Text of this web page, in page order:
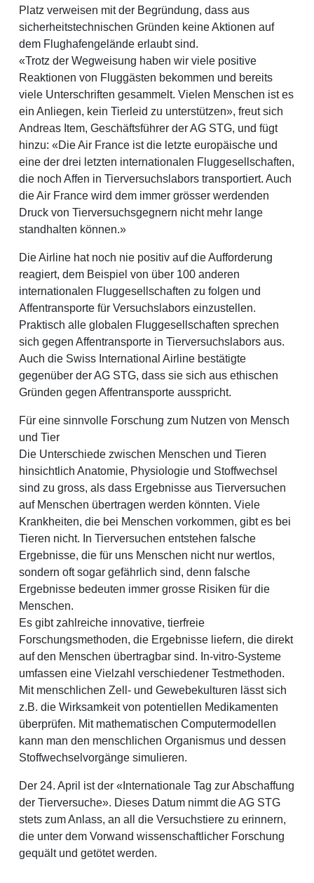
Platz verweisen mit der Begründung, dass aus
sicherheitstechnischen Gründen keine Aktionen auf
dem Flughafengelände erlaubt sind.
«Trotz der Wegweisung haben wir viele positive
Reaktionen von Fluggästen bekommen und bereits
viele Unterschriften gesammelt. Vielen Menschen ist es
ein Anliegen, kein Tierleid zu unterstützen», freut sich
Andreas Item, Geschäftsführer der AG STG, und fügt
hinzu: «Die Air France ist die letzte europäische und
eine der drei letzten internationalen Fluggesellschaften,
die noch Affen in Tierversuchslabors transportiert. Auch
die Air France wird dem immer grösser werdenden
Druck von Tierversuchsgegnern nicht mehr lange
standhalten können.»
Die Airline hat noch nie positiv auf die Aufforderung
reagiert, dem Beispiel von über 100 anderen
internationalen Fluggesellschaften zu folgen und
Affentransporte für Versuchslabors einzustellen.
Praktisch alle globalen Fluggesellschaften sprechen
sich gegen Affentransporte in Tierversuchslabors aus.
Auch die Swiss International Airline bestätigte
gegenüber der AG STG, dass sie sich aus ethischen
Gründen gegen Affentransporte ausspricht.
Für eine sinnvolle Forschung zum Nutzen von Mensch
und Tier
Die Unterschiede zwischen Menschen und Tieren
hinsichtlich Anatomie, Physiologie und Stoffwechsel
sind zu gross, als dass Ergebnisse aus Tierversuchen
auf Menschen übertragen werden könnten. Viele
Krankheiten, die bei Menschen vorkommen, gibt es bei
Tieren nicht. In Tierversuchen entstehen falsche
Ergebnisse, die für uns Menschen nicht nur wertlos,
sondern oft sogar gefährlich sind, denn falsche
Ergebnisse bedeuten immer grosse Risiken für die
Menschen.
Es gibt zahlreiche innovative, tierfreie
Forschungsmethoden, die Ergebnisse liefern, die direkt
auf den Menschen übertragbar sind. In-vitro-Systeme
umfassen eine Vielzahl verschiedener Testmethoden.
Mit menschlichen Zell- und Gewebekulturen lässt sich
z.B. die Wirksamkeit von potentiellen Medikamenten
überprüfen. Mit mathematischen Computermodellen
kann man den menschlichen Organismus und dessen
Stoffwechselvorgänge simulieren.
Der 24. April ist der «Internationale Tag zur Abschaffung
der Tierversuche». Dieses Datum nimmt die AG STG
stets zum Anlass, an all die Versuchstiere zu erinnern,
die unter dem Vorwand wissenschaftlicher Forschung
gequält und getötet werden.